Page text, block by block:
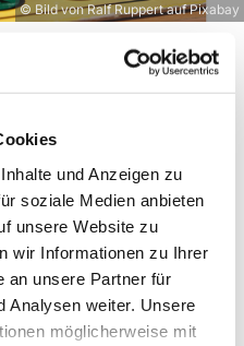
und Anzeigen zu
soziale Medien anbieten
unsere Website zu
wir Informationen zu Ihrer
an unsere Partner für
Analysen weiter. Unsere
möglicherweise mit
© Bild von Ralf Ruppert auf Pixabay
in Herz Jesu
Erwachsene an.
aber auch gerne